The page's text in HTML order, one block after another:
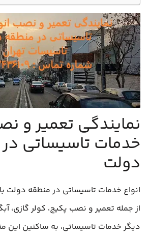
نمایندگی تعمیر و
خدمات تاسیساتی
دولت
انواع خدمات تاسیساتی در منطقه دولت
از جمله تعمیر و نصب پکیج، کولر گازی،
دیگر خدمات تاسیساتی، به ساکنین این